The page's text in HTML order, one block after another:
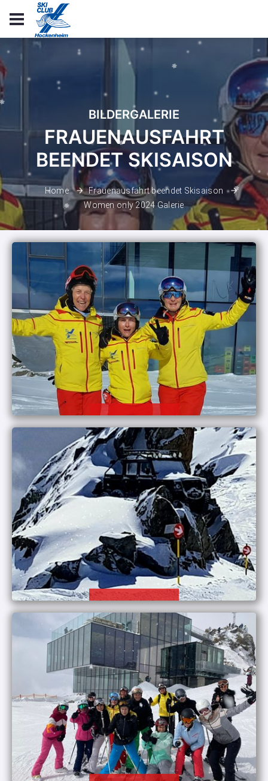
BILDERGALERIE
FRAUENAUSFAHRT
BEENDET SKISAISON
Home
Frauenausfahrt beendet Skisaison
Women only 2024 Galerie